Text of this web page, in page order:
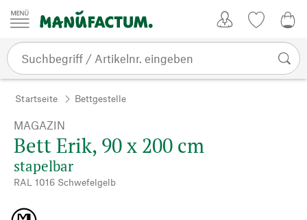
Zum Inhalt springen
Startseite Bettgestelle
MAGAZIN
Bett Erik, 90 x 200 cm
stapelbar
RAL 1016 Schwefelgelb